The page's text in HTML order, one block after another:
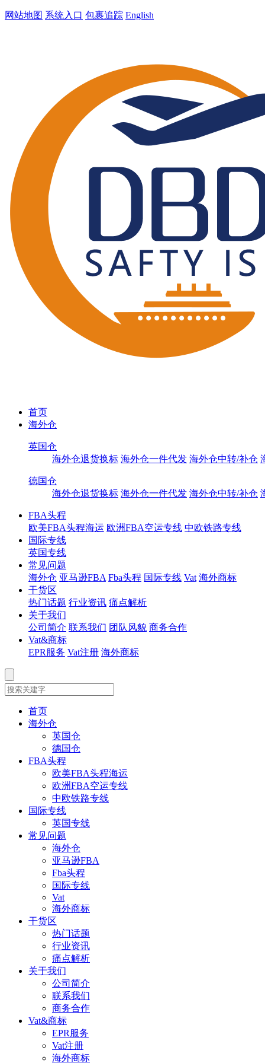
网站地图 系统入口 包裹追踪 English
首页
海外仓
英国仓
海外仓退货换标 海外仓一件代发 海外仓中转/补仓
德国仓
海外仓退货换标 海外仓一件代发 海外仓中转/补仓
FBA头程
欧美FBA头程海运 欧洲FBA空运专线 中欧铁路专线
国际专线
英国专线
常见问题
海外仓 亚马逊FBA Fba头程 国际专线 Vat 海外商标
干货区
热门话题 行业资讯 痛点解析
关于我们
公司简介 联系我们 团队风貌 商务合作
Vat&商标
EPR服务 Vat注册 海外商标
首页
海外仓
英国仓
德国仓
FBA头程
欧美FBA头程海运
欧洲FBA空运专线
中欧铁路专线
国际专线
英国专线
常见问题
海外仓
亚马逊FBA
Fba头程
国际专线
Vat
海外商标
干货区
热门话题
行业资讯
痛点解析
关于我们
公司简介
联系我们
商务合作
Vat&商标
EPR服务
Vat注册
海外商标